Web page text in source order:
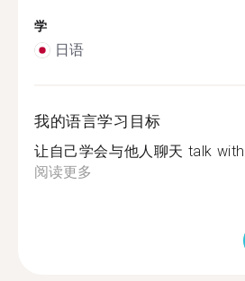
学
日语
我的语言学习目标
让自己学会与他人聊天 talk
阅读更多